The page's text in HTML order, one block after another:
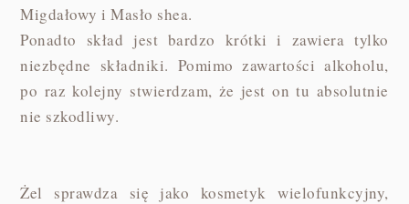
Migdałowy i Masło shea.
Ponadto skład jest bardzo krótki i zawiera tylko
niezbędne składniki. Pomimo zawartości alkoholu,
po raz kolejny stwierdzam, że jest on tu absolutnie
nie szkodliwy.
Żel sprawdza się jako kosmetyk wielofunkcyjny,